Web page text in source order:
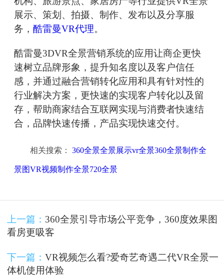
展示、策划、拍摄、制作、发布以及分享服
务， 酷雷曼VR代理。
酷雷曼3DVR全景营销系统的应用让商企更快
速树立品牌形象，提升知名度以及客户信任
感，并通过融合营销转化应用和具有针对性的
行业解决方案，更快速的实现客户转化以及留
存，帮助商家结合互联网实现与消费者快速结
合，品牌快速传播，产品实现快速交付。
相关搜索： 360全景全景展示vr全景360全景制作全
景图VR视频制作全景720全景
上一篇： 360全景引导市场公平竞争，360度效果图
看房更吸客
下一篇： VR视频怎么看?爱奇艺奇遇二代VR全景一
体机使用体验